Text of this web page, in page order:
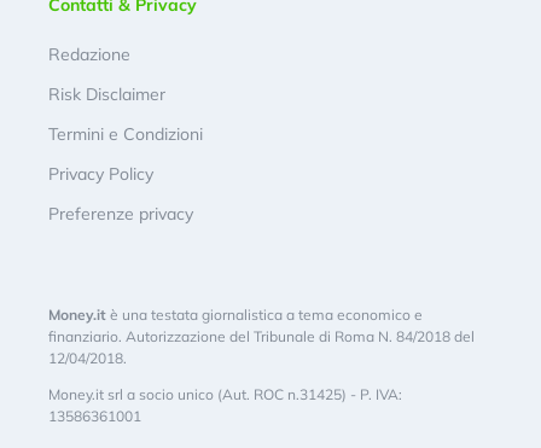
Contatti & Privacy
Redazione
Risk Disclaimer
Termini e Condizioni
Privacy Policy
Preferenze privacy
Money.it è una testata giornalistica a tema economico e
finanziario. Autorizzazione del Tribunale di Roma N. 84/2018 del
12/04/2018.
Money.it srl a socio unico (Aut. ROC n.31425) - P. IVA:
13586361001